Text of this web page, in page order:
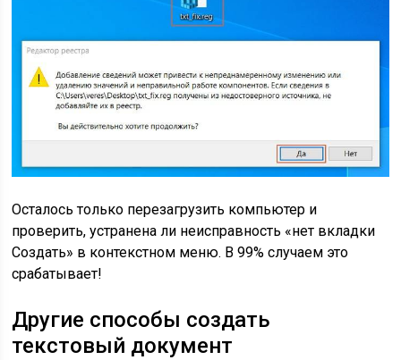
Осталось только перезагрузить компьютер и
проверить, устранена ли неисправность «нет вкладки
Создать» в контекстном меню. В 99% случаем это
срабатывает!
Другие способы создать
текстовый документ